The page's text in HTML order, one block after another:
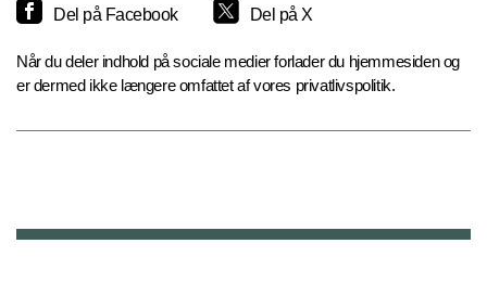
Del på Facebook Del på X
Når du deler indhold på sociale medier forlader du hjemmesiden og
er dermed ikke længere omfattet af vores privatlivspolitik.